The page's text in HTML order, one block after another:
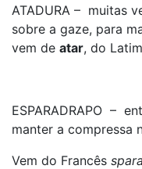
ATADURA – muitas
sobre a gaze, para
vem de atar, do Latim
ESPARADRAPO –
manter a compressa
Vem do Francês